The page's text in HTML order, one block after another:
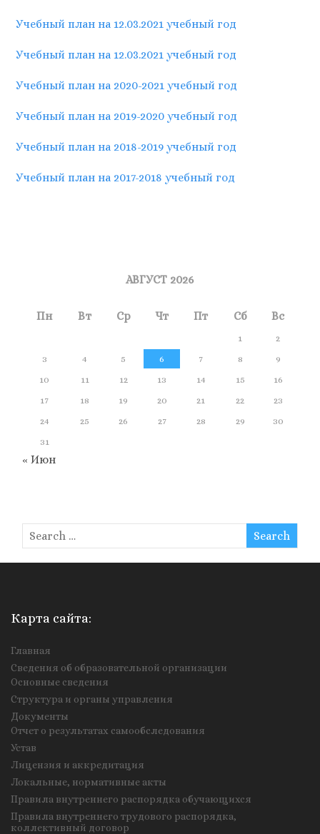
Учебный план на 12.03.2021 учебный год
Учебный план на 12.03.2021 учебный год
Учебный план на 2020-2021 учебный год
Учебный план на 2019-2020 учебный год
Учебный план на 2018-2019 учебный год
Учебный план на 2017-2018 учебный год
АВГУСТ 2026
Пн Вт Ср Чт Пт Сб Вс
1
2
3
4 5 6 7 8
9
10
11 12 13 14 15
16
17
18 19 20 21 22
23
24
25 26 27 28 29
30
31
« Июн
Карта сайта:
Главная
Сведения об образовательной организации
Основные сведения
Структура и органы управления
Документы
Отчет о результатах самообследования
Устав
Лицензия и аккредитация
Локальные, нормативные акты
Правила внутреннего распорядка обучающихся
Правила внутреннего трудового распорядка,
коллективный договор